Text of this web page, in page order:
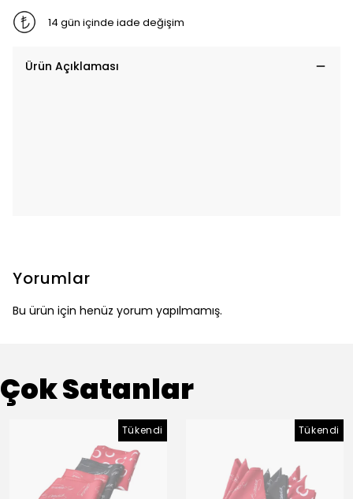
14 gün içinde iade değişim
Ürün Açıklaması
Yorumlar
Bu ürün için henüz yorum yapılmamış.
Çok Satanlar
Tükendi Tükendi